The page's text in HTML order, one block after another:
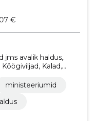
€
jms avalik haldus,
Kalad,
kala,
ministeeriumid